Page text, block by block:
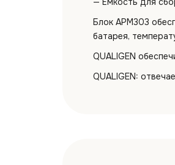
Блок APM303
батарея,
QUALIGEN
QUALIGEN: